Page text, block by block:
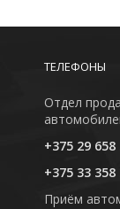
ТЕЛЕФОНЫ
Отдел
+375 29 658
+375 33 358
Приём